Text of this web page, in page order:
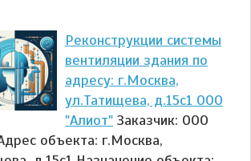
Реконструкции системы
вентиляции здания по
адресу: г.Москва,
ул.Татищева, д.15с1 ООО
"Алиот" Заказчик: ООО
объекта: г.Москва,